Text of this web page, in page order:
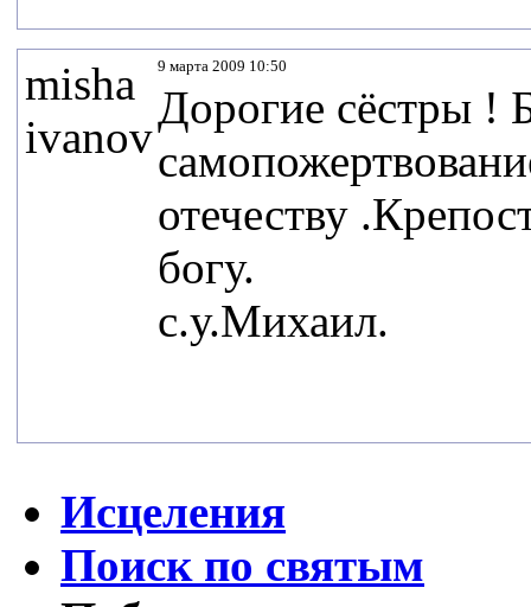
misha
ivanov
9 марта 2009 10:50
Дорогие сёстры !
отечеству
богу.
с.у.Михаил.
Исцеления
Поиск по святым